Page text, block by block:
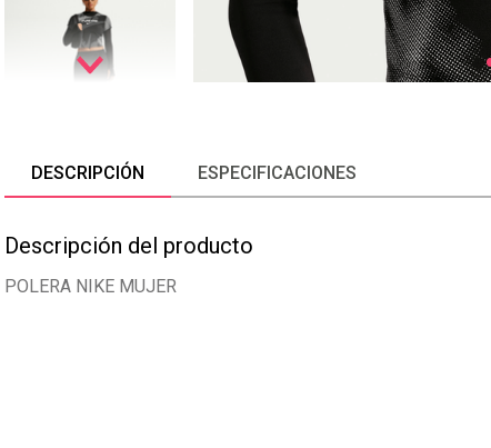
DESCRIPCIÓN ESPECIFICACIONES
Descripción del producto
POLERA NIKE MUJER